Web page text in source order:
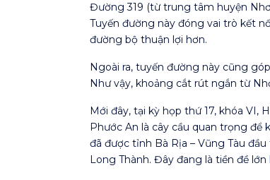
Đường 319 (từ trung tâm huyện
Tuyến đường này đóng vai trò kết
đường bộ thuận lợi hơn.
Ngoài ra, tuyến đường này cũng
Như vậy, khoảng cắt rút ngắn từ
Mới đây, tại kỳ họp thứ 17, khóa
Phước An là cây cầu quan trọng để
đã được tỉnh Bà Rịa – Vũng Tàu
Long Thành. Đây đang là tiền đề